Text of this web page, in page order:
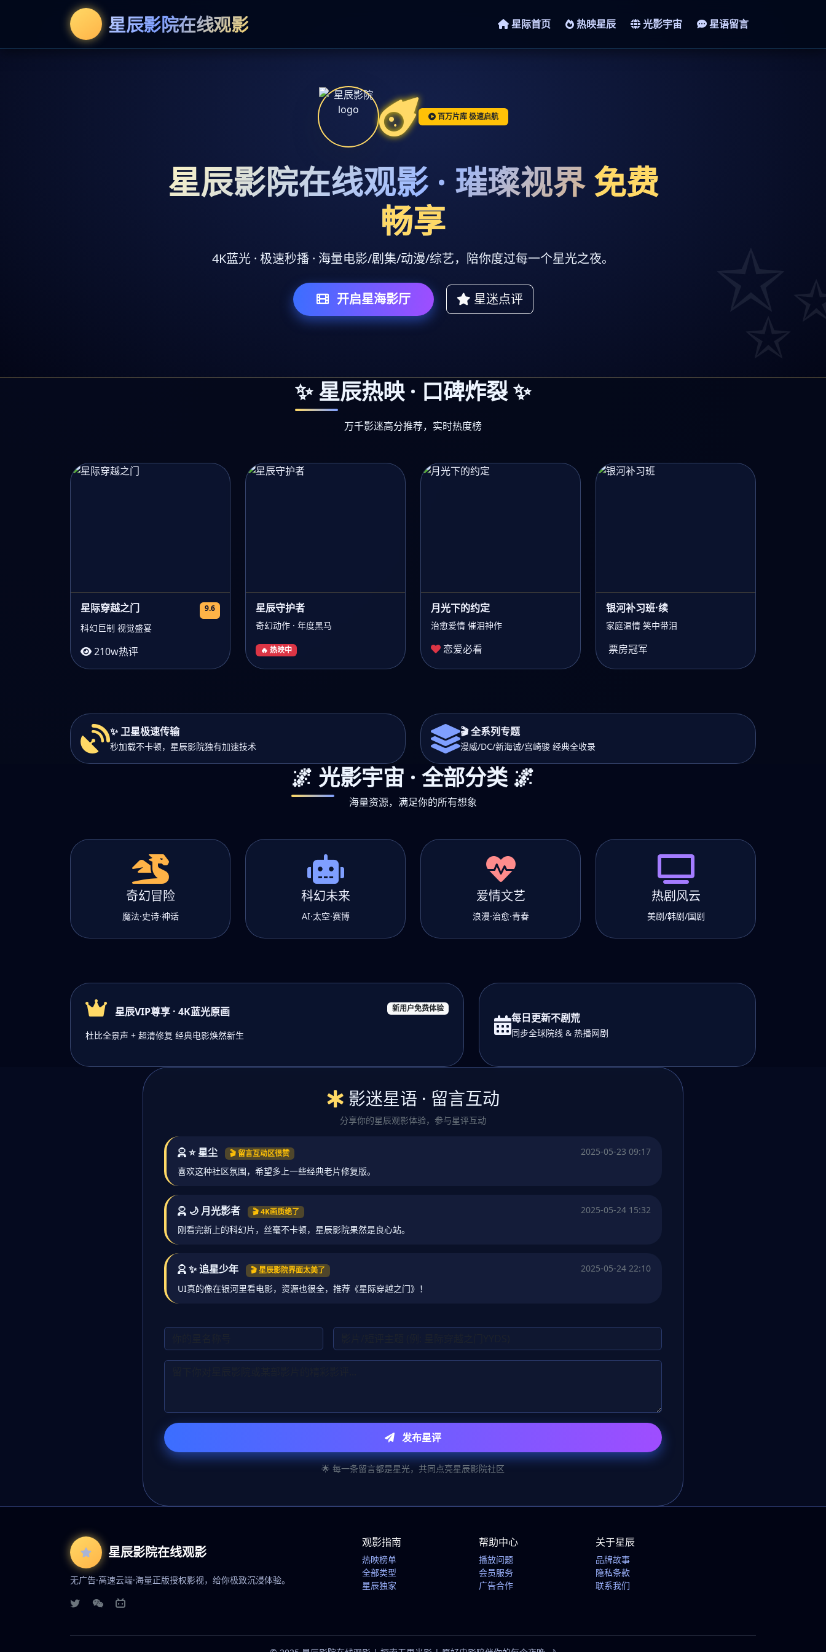
星辰影院在线观影 星际首页 热映星辰 光影宇宙 星语留言
百万片库 极速启航
星辰影院在线观影 · 璀璨视界免费
畅享
4K蓝光 · 极速秒播 · 海量电影/剧集/动漫/综艺，陪你度过每一个星光之夜。
开启星海影厅 星迷点评
✨ 星辰热映 · 口碑炸裂 ✨
万千影迷高分推荐，实时热度榜
星际穿越之门 9.6
科幻巨制 视觉盛宴
210w热评
星辰守护者
奇幻动作 · 年度黑马
🔥 热映中
月光下的约定
治愈爱情 催泪神作
恋爱必看
银河补习班·续
家庭温情 笑中带泪
票房冠军
✨ 卫星极速传输
秒加载不卡顿，星辰影院独有加速技术
🎬 全系列专题
漫威/DC/新海诚/宫崎骏 经典全收录
🌌 光影宇宙 · 全部分类 🌌
海量资源，满足你的所有想象
奇幻冒险
魔法·史诗·神话
科幻未来
AI·太空·赛博
爱情文艺
浪漫·治愈·青春
热剧风云
美剧/韩剧/国剧
星辰VIP尊享 · 4K蓝光原画 新用户免费体验
杜比全景声 + 超清修复 经典电影焕然新生
每日更新不剧荒
同步全球院线 & 热播网剧
影迷星语 · 留言互动
分享你的星辰观影体验，参与星评互动
⭐ 星尘 🎬 留言互动区很赞
2025-05-23 09:17
喜欢这种社区氛围，希望多上一些经典老片修复版。
🌙 月光影者 🎬 4K画质绝了
2025-05-24 15:32
刚看完新上的科幻片，丝毫不卡顿，星辰影院果然是良心站。
✨ 追星少年 🎬 星辰影院界面太美了
2025-05-24 22:10
UI真的像在银河里看电影，资源也很全，推荐《星际穿越之门》！
发布星评
🌟 每一条留言都是星光，共同点亮星辰影院社区
星辰影院在线观影
无广告·高速云端·海量正版授权影视，给你极致沉浸体验。
观影指南
热映榜单
全部类型
星辰独家
帮助中心
播放问题
会员服务
广告合作
关于星辰
品牌故事
隐私条款
联系我们